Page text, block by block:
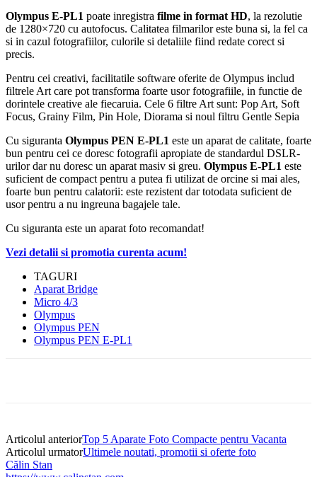
Olympus E-PL1 poate inregistra filme in format HD, la rezolutie
de 1280×720 cu autofocus. Calitatea filmarilor este buna si, la fel ca
si in cazul fotografiilor, culorile si detaliile fiind redate corect si
precis.
Pentru cei creativi, facilitatile software oferite de Olympus includ
filtrele Art care pot transforma foarte usor fotografiile, in functie de
dorintele creative ale fiecaruia. Cele 6 filtre Art sunt: Pop Art, Soft
Focus, Grainy Film, Pin Hole, Diorama si noul filtru Gentle Sepia
Cu siguranta Olympus PEN E-PL1 este un aparat de calitate, foarte
bun pentru cei ce doresc fotografii apropiate de standardul DSLR-
urilor dar nu doresc un aparat masiv si greu. Olympus E-PL1 este
suficient de compact pentru a putea fi utilizat de orcine si mai ales,
foarte bun pentru calatorii: este rezistent dar totodata suficient de
usor pentru a nu ingreuna bagajele tale.
Cu siguranta este un aparat foto recomandat!
Vezi detalii si promotia curenta acum!
TAGURI
Aparat Bridge
Micro 4/3
Olympus
Olympus PEN
Olympus PEN E-PL1
Articolul anteriorTop 5 Aparate Foto Compacte pentru Vacanta
Articolul urmatorUltimele noutati, promotii si oferte foto
Călin Stan